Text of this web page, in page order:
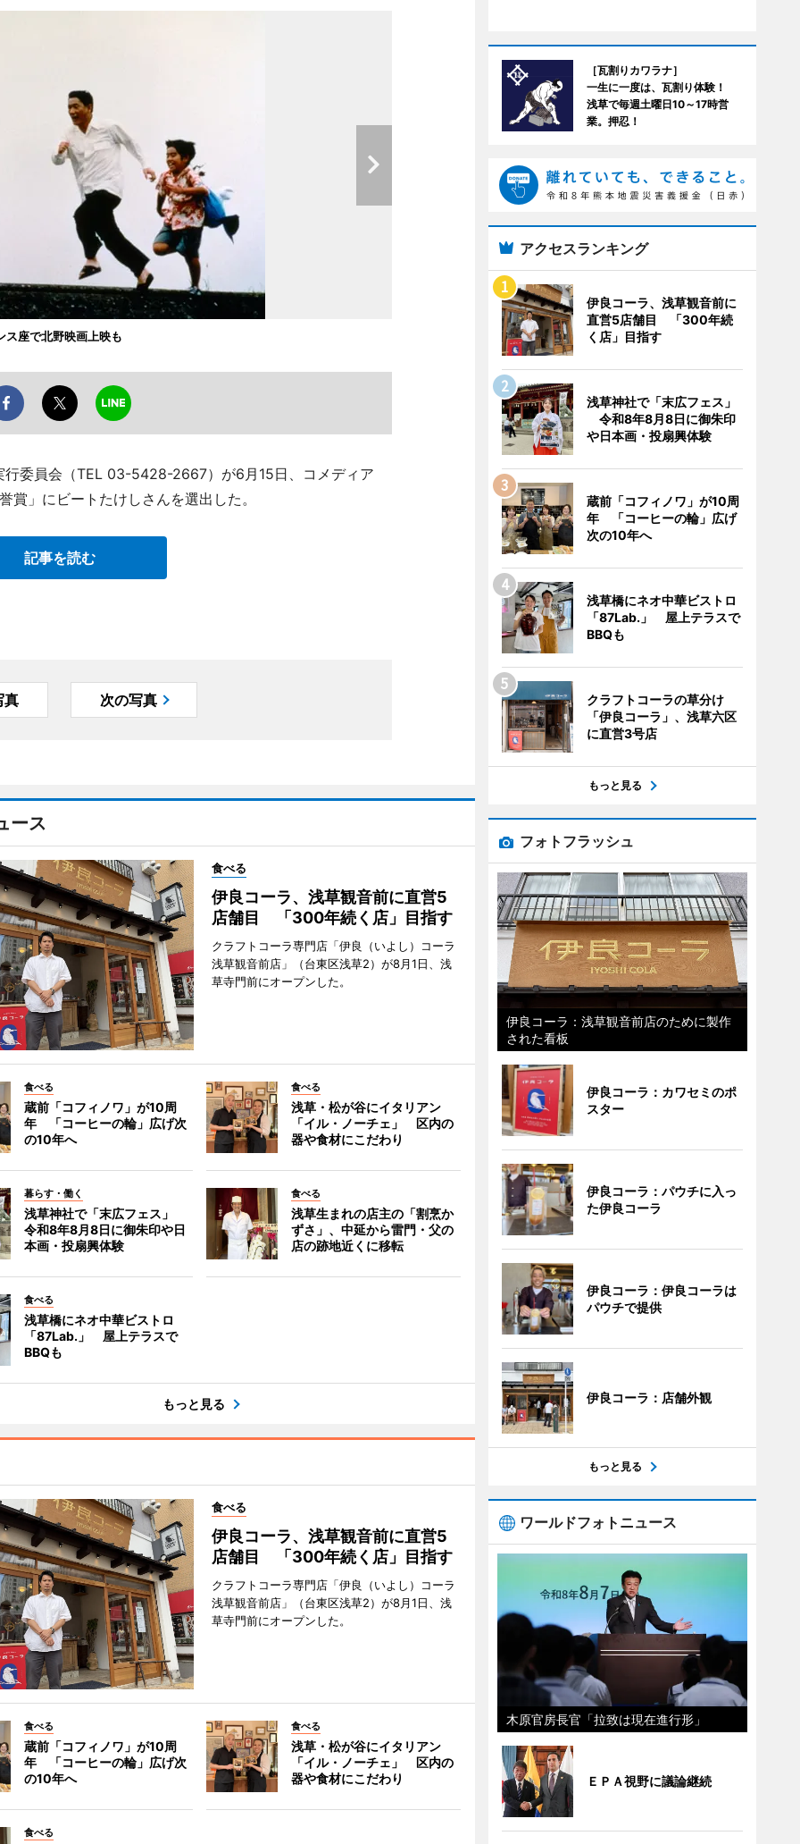
座で北野映画上映も
委員会（TEL 03-5428-2667）が6月15日、コメディア
」にビートたけしさんを選出した。
記事を読む
真 次の写真
ース
食べる
伊良コーラ、浅草観音前に直営5
店舗目 「300年続く店」目指す
クラフトコーラ専門店「伊良（いよし）コーラ
浅草観音前店」（台東区浅草2）が8月1日、浅
草寺門前にオープンした。
食べる
蔵前「コフィノワ」が10周
年 「コーヒーの輪」広げ次
の10年へ
食べる
浅草・松が谷にイタリアン
「イル・ノーチェ」 区内の
器や食材にこだわり
暮らす・働く
浅草神社で「末広フェス」
令和8年8月8日に御朱印や日
本画・投扇興体験
食べる
浅草生まれの店主の「割烹か
ずさ」、中延から雷門・父の
店の跡地近くに移転
食べる
浅草橋にネオ中華ビストロ
「87Lab.」 屋上テラスで
BBQも
もっと見る
食べる
伊良コーラ、浅草観音前に直営5
店舗目 「300年続く店」目指す
クラフトコーラ専門店「伊良（いよし）コーラ
浅草観音前店」（台東区浅草2）が8月1日、浅
草寺門前にオープンした。
食べる
蔵前「コフィノワ」が10周
年 「コーヒーの輪」広げ次
の10年へ
食べる
浅草・松が谷にイタリアン
「イル・ノーチェ」 区内の
器や食材にこだわり
食べる
［瓦割りカワラナ］
一生に一度は、瓦割り体験！
浅草で毎週土曜日10～17時営
業。押忍！
アクセスランキング
伊良コーラ、浅草観音前に
直営5店舗目 「300年続
く店」目指す
浅草神社で「末広フェス」
令和8年8月8日に御朱印
や日本画・投扇興体験
蔵前「コフィノワ」が10周
年 「コーヒーの輪」広げ
次の10年へ
浅草橋にネオ中華ビストロ
「87Lab.」 屋上テラスで
BBQも
クラフトコーラの草分け
「伊良コーラ」、浅草六区
に直営3号店
もっと見る
フォトフラッシュ
伊良コーラ：浅草観音前店のために製作
された看板
伊良コーラ：カワセミのポ
スター
伊良コーラ：パウチに入っ
た伊良コーラ
伊良コーラ：伊良コーラは
パウチで提供
伊良コーラ：店舗外観
もっと見る
ワールドフォトニュース
木原官房長官「拉致は現在進行形」
ＥＰＡ視野に議論継続